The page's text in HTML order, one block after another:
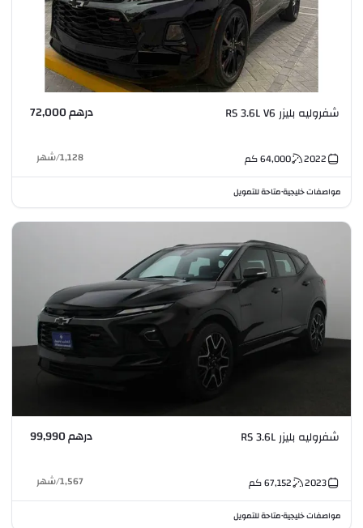
شفروليه بليزر RS 3.6L V6 درهم 72,000
2022
64,000كم 1,128
/شهر
مواصفات خليجية•متاحة للتمويل
شفروليه بليزر RS 3.6L درهم 99,990
2023
67,152كم 1,567
/شهر
مواصفات خليجية•متاحة للتمويل